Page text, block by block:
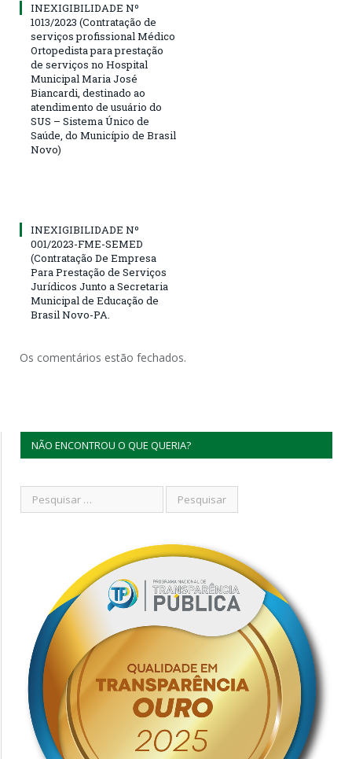
INEXIGIBILIDADE Nº
1013/2023 (Contratação de
serviços profissional Médico
Ortopedista para prestação
de serviços no Hospital
Municipal Maria José
Biancardi, destinado ao
atendimento de usuário do
SUS – Sistema Único de
Saúde, do Município de Brasil
Novo)
INEXIGIBILIDADE Nº
001/2023-FME-SEMED
(Contratação De Empresa
Para Prestação de Serviços
Jurídicos Junto a Secretaria
Municipal de Educação de
Brasil Novo-PA.
Os comentários estão fechados.
NÃO ENCONTROU O QUE QUERIA?